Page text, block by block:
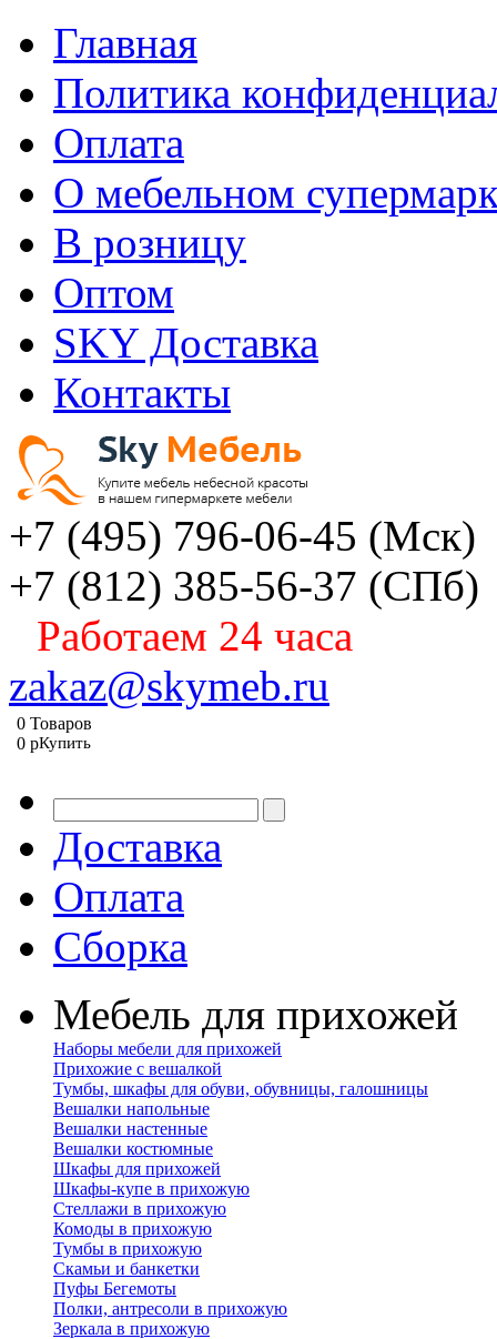
Главная
Политика
Оплата
О мебельном
В розницу
Оптом
SKY Доставка
Контакты
+7 (495) 796-06-45 (Мск)
+7 (812) 385-56-37 (СПб)
Работаем 24 часа
zakaz@skymeb.ru
0 Товаров
0 pКупить
Доставка
Оплата
Сборка
Мебель для прихожей
Наборы мебели для прихожей
Прихожие с вешалкой
Тумбы, шкафы для обуви, обувницы, галошницы
Вешалки напольные
Вешалки настенные
Вешалки костюмные
Шкафы для прихожей
Шкафы-купе в прихожую
Стеллажи в прихожую
Комоды в прихожую
Тумбы в прихожую
Скамьи и банкетки
Пуфы Бегемоты
Полки, антресоли в прихожую
Зеркала в прихожую